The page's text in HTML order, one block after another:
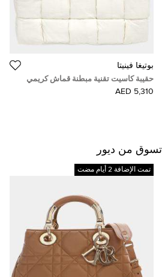
بوتيغا فينيتا
حقيبة كاسيت تقنية مبطنة قماش كريمي
بوتيغا فينيتا
5,310 AED
تسوق من ديور
تمت الإضافة 2 أيام مضت